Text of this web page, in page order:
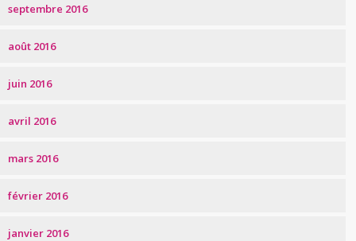
septembre 2016
août 2016
juin 2016
avril 2016
mars 2016
février 2016
janvier 2016